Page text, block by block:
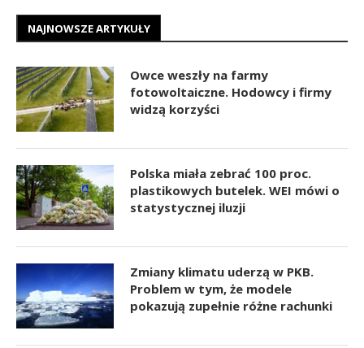
NAJNOWSZE ARTYKUŁY
Owce weszły na farmy
fotowoltaiczne. Hodowcy i firmy
widzą korzyści
Polska miała zebrać 100 proc.
plastikowych butelek. WEI mówi o
statystycznej iluzji
Zmiany klimatu uderzą w PKB.
Problem w tym, że modele
pokazują zupełnie różne rachunki